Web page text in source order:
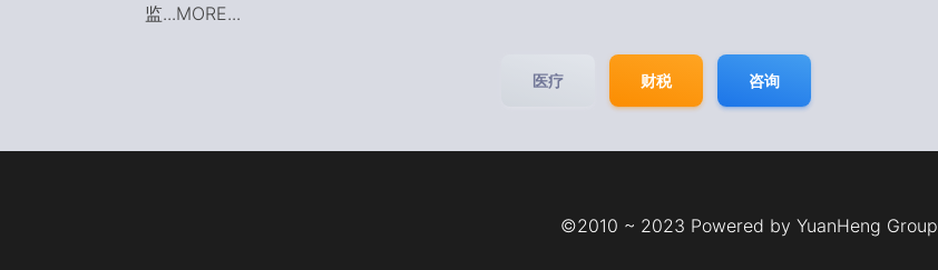
监...MORE...
医疗 财税 咨询
©2010 ~ 2023 Powered by YuanHeng Group